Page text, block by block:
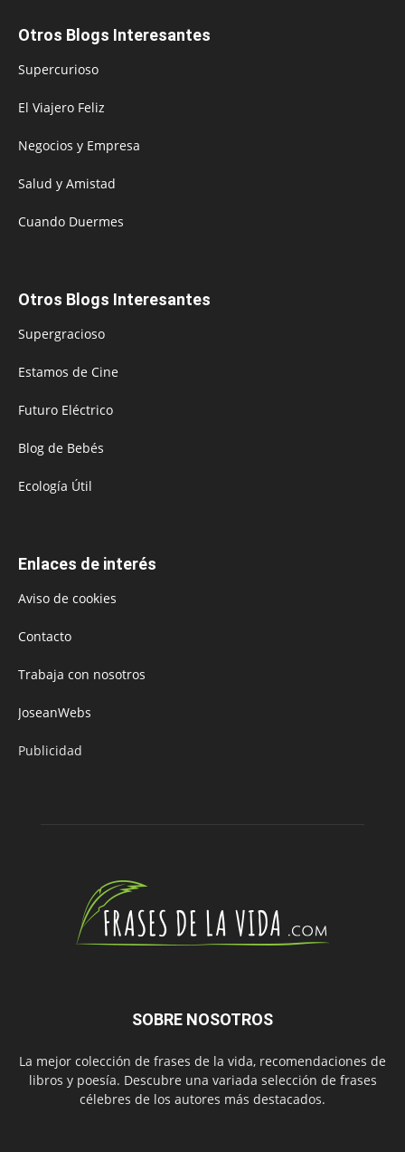
Otros Blogs Interesantes
Supercurioso
El Viajero Feliz
Negocios y Empresa
Salud y Amistad
Cuando Duermes
Otros Blogs Interesantes
Supergracioso
Estamos de Cine
Futuro Eléctrico
Blog de Bebés
Ecología Útil
Enlaces de interés
Aviso de cookies
Contacto
Trabaja con nosotros
JoseanWebs
Publicidad
SOBRE NOSOTROS
La mejor colección de frases de la vida, recomendaciones de
libros y poesía. Descubre una variada selección de frases
célebres de los autores más destacados.